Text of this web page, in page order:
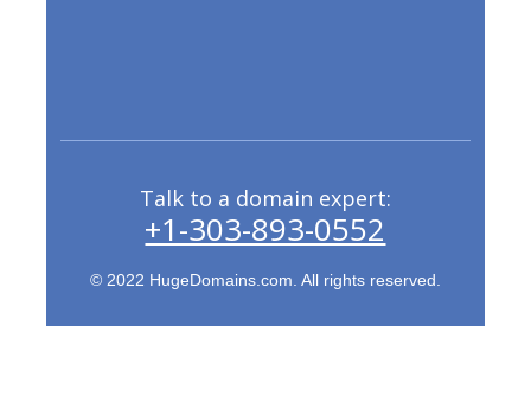
Talk to a domain expert:
+1-303-893-0552
© 2022 HugeDomains.com. All rights reserved.